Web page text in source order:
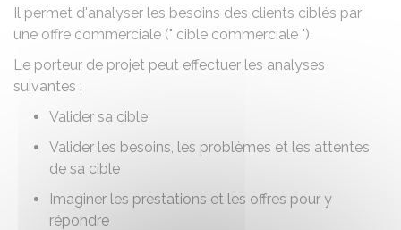
Il permet d'analyser les besoins des clients ciblés par
une offre commerciale (" cible commerciale ").
Le porteur de projet peut effectuer les analyses
suivantes :
Valider sa cible
Valider les besoins, les problèmes et les attentes
de sa cible
Imaginer les prestations et les offres pour y
répondre